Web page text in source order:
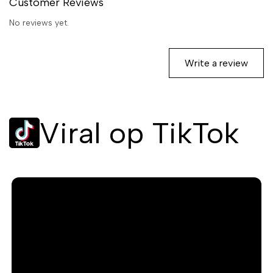
No reviews yet.
Write a review
Viral op TikTok